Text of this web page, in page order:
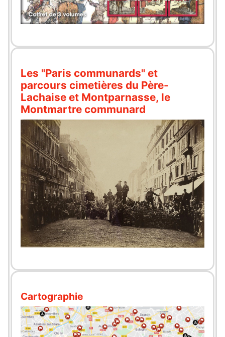
Les "Paris communards" et
parcours cimetières du Père-
Lachaise et Montparnasse, le
Montmartre communard
Cartographie